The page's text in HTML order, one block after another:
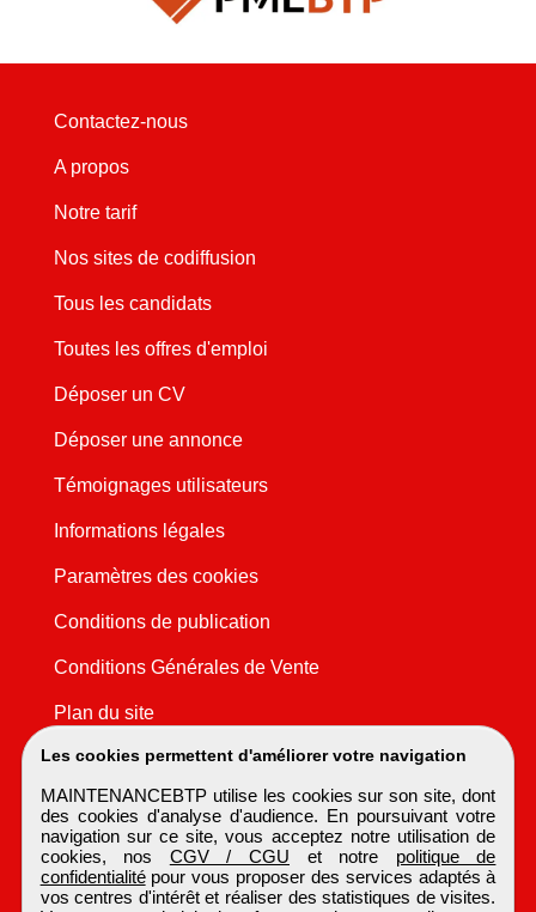
Les cookies permettent d'améliorer votre navigation
MAINTENANCEBTP utilise les cookies sur son site, dont
des cookies d'analyse d'audience. En poursuivant votre
navigation sur ce site, vous acceptez notre utilisation de
cookies, nos CGV / CGU et notre politique de
confidentialitépour vous proposer des services adaptés à
vos centres d'intérêt et réaliser des statistiques de visites.
Contactez-nous
A propos
Notre tarif
Nos sites de codiffusion
Tous les candidats
Toutes les offres d'emploi
Déposer un CV
Déposer une annonce
Témoignages utilisateurs
Informations légales
Paramètres des cookies
Conditions de publication
Conditions Générales de Vente
Plan du site